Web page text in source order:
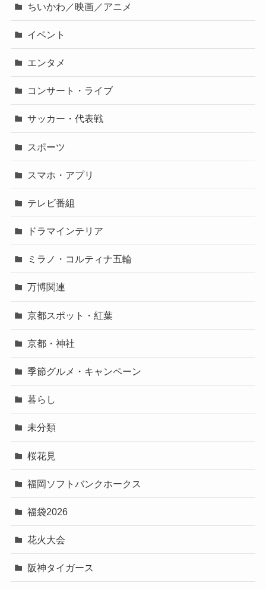
ちいかわ／映画／アニメ
イベント
エンタメ
コンサート・ライブ
サッカー・代表戦
スポーツ
スマホ・アプリ
テレビ番組
ドラマインテリア
ミラノ・コルティナ五輪
万博関連
京都スポット・紅葉
京都・神社
季節グルメ・キャンペーン
暮らし
未分類
桜花見
福岡ソフトバンクホークス
福袋2026
花火大会
阪神タイガース